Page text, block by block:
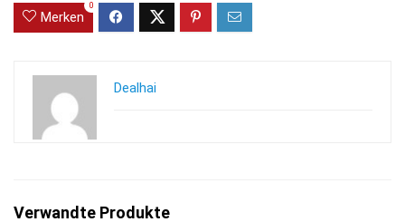
Merken
0
Dealhai
Verwandte Produkte